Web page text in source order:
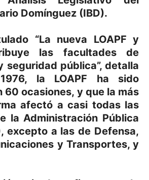
Domínguez (IBD).
“La nueva LOAPF y
las facultades de
seguridad pública”, detalla
la LOAPF ha sido
60 ocasiones, y que la más
afectó a casi todas las
la Administración Pública
excepto a las de Defensa,
y Transportes, y